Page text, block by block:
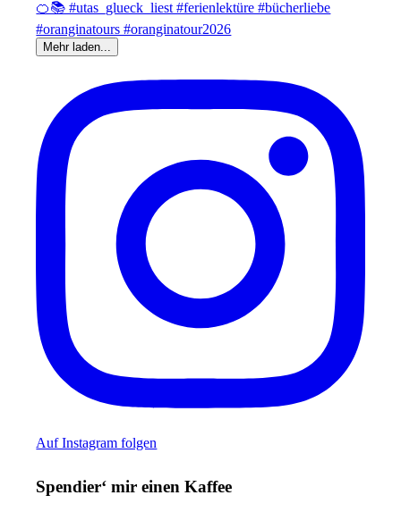
Mehr laden...
Auf Instagram folgen
Spendier‘ mir einen Kaffee